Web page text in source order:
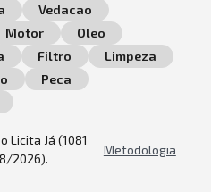
Vedacao
Motor
Oleo
Filtro
Limpeza
Peca
Licita Já (1081
2026).
Metodologia